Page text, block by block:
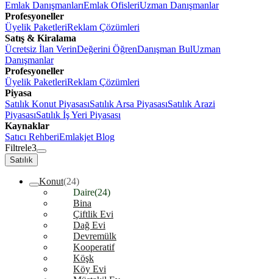
Emlak DanışmanlarıEmlak OfisleriUzman Danışmanlar
Profesyoneller
Üyelik PaketleriReklam Çözümleri
Satış & Kiralama
Ücretsiz İlan VerinDeğerini ÖğrenDanışman BulUzman
Danışmanlar
Profesyoneller
Üyelik PaketleriReklam Çözümleri
Piyasa
Satılık Konut PiyasasıSatılık Arsa PiyasasıSatılık Arazi
PiyasasıSatılık İş Yeri Piyasası
Kaynaklar
Satıcı RehberiEmlakjet Blog
Filtrele3
Satılık
Konut(24)
Daire(24)
Bina
Çiftlik Evi
Dağ Evi
Devremülk
Kooperatif
Köşk
Köy Evi